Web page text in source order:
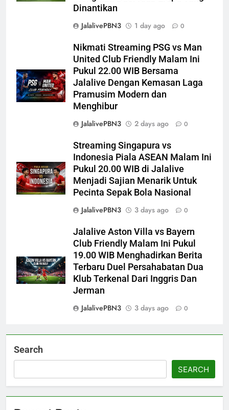
Dinantikan
JalalivePBN3
1 day ago 0
Nikmati Streaming PSG vs Man
United Club Friendly Malam Ini
Pukul 22.00 WIB Bersama
Jalalive Dengan Kemasan Laga
Pramusim Modern dan
Menghibur
JalalivePBN3
2 days ago 0
Streaming Singapura vs
Indonesia Piala ASEAN Malam Ini
Pukul 20.00 WIB di Jalalive
Menjadi Sajian Menarik Untuk
Pecinta Sepak Bola Nasional
JalalivePBN3
3 days ago 0
Jalalive Aston Villa vs Bayern
Club Friendly Malam Ini Pukul
19.00 WIB Menghadirkan Berita
Terbaru Duel Persahabatan Dua
Klub Terkenal Dari Inggris Dan
Jerman
JalalivePBN3
3 days ago 0
Search
SEARCH